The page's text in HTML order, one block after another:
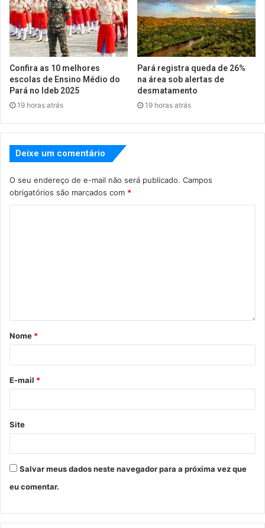
Confira as 10 melhores
escolas de Ensino Médio do
Pará no Ideb 2025
19 horas atrás
Pará registra queda de 26%
na área sob alertas de
desmatamento
19 horas atrás
Deixe um comentário
O seu endereço de e-mail não será publicado. Campos
obrigatórios são marcados com *
Nome *
E-mail *
Site
Salvar meus dados neste navegador para a próxima vez que
eu comentar.